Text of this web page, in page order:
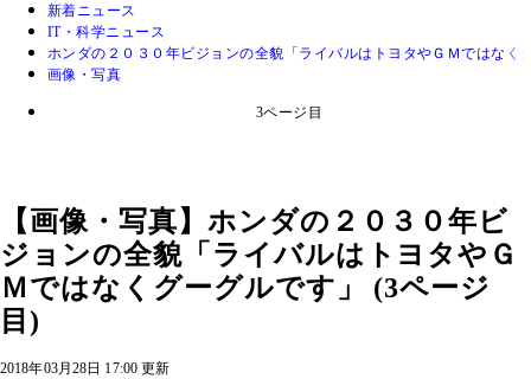
新着ニュース
IT・科学ニュース
ホンダの２０３０年ビジョンの全貌「ライバルはトヨタやＧＭではなく
画像・写真
3ページ目
【画像・写真】ホンダの２０３０年ビ
ジョンの全貌「ライバルはトヨタやＧ
Ｍではなくグーグルです」 (3ページ
目)
2018年03月28日 17:00 更新